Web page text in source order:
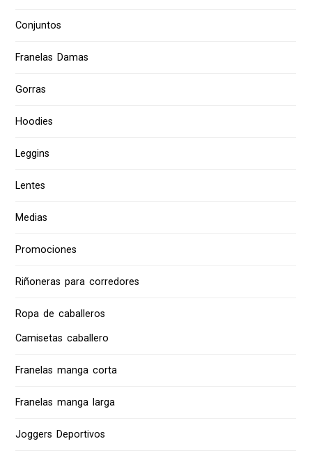
Conjuntos
Franelas Damas
Gorras
Hoodies
Leggins
Lentes
Medias
Promociones
Riñoneras para corredores
Ropa de caballeros
Camisetas caballero
Franelas manga corta
Franelas manga larga
Joggers Deportivos